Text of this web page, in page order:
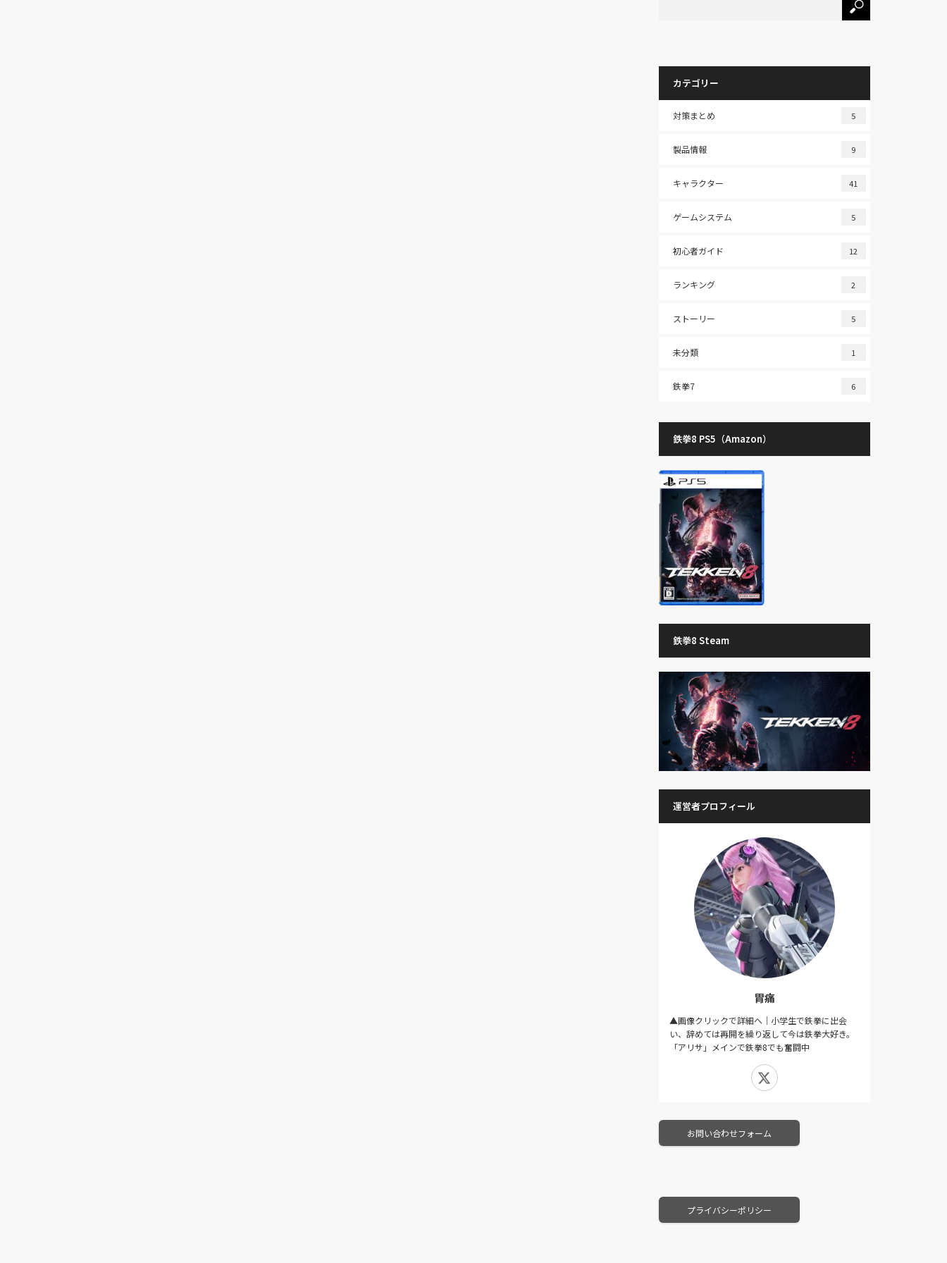
カテゴリー
対策まとめ 5
製品情報 9
キャラクター 41
ゲームシステム 5
初心者ガイド 12
ランキング 2
ストーリー 5
未分類 1
鉄拳7 6
鉄拳8 PS5（Amazon）
鉄拳8 Steam
運営者プロフィール
胃痛
▲画像クリックで詳細へ｜小学生で鉄拳に出会
い、辞めては再開を繰り返して今は鉄拳大好き。
「アリサ」メインで鉄拳8でも奮闘中
お問い合わせフォーム
プライバシーポリシー